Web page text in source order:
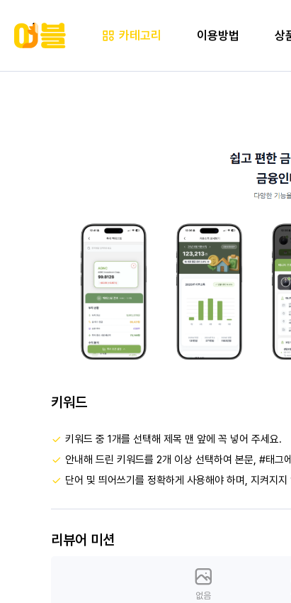
카테고리 이용방법 상
키워드
키워드 중 1개를 선택해 제목 맨 앞에 꼭 넣어 주세요.
안내해 드린 키워드를 2개 이상 선택하여 본문, #태그
단어 및 띄어쓰기를 정확하게 사용해야 하며, 지켜지
리뷰어 미션
없음